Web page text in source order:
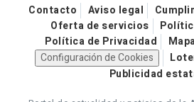
Contacto Aviso legal
Oferta de servicios
Política de Privacidad
Configuración de Cookies
Publicidad